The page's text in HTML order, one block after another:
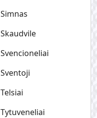
Simnas
Skaudvile
Svencioneliai
Sventoji
Telsiai
Tytuveneliai